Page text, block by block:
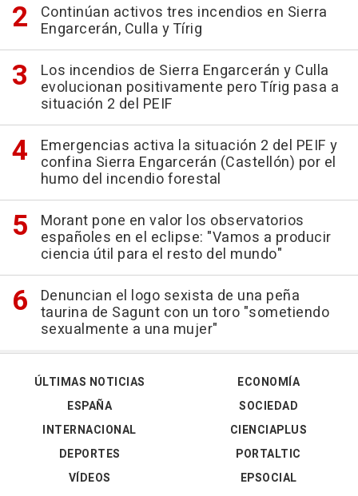
Continúan activos tres incendios en Sierra
Engarcerán, Culla y Tírig
Los incendios de Sierra Engarcerán y Culla
evolucionan positivamente pero Tírig pasa a
situación 2 del PEIF
Emergencias activa la situación 2 del PEIF y
confina Sierra Engarcerán (Castellón) por el
humo del incendio forestal
Morant pone en valor los observatorios
españoles en el eclipse: "Vamos a producir
ciencia útil para el resto del mundo"
Denuncian el logo sexista de una peña
taurina de Sagunt con un toro "sometiendo
sexualmente a una mujer"
ÚLTIMAS NOTICIAS
ESPAÑA
INTERNACIONAL
DEPORTES
VÍDEOS
ECONOMÍA
SOCIEDAD
CIENCIAPLUS
PORTALTIC
EPSOCIAL